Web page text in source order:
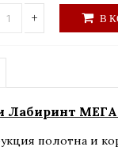
+ В
Лабиринт
полотна и